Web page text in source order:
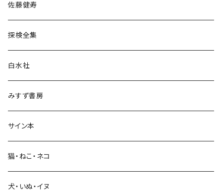
民族・風習
言語・ことば
生活・暮らし
佐藤健寿
探検全集
白水社
みすず書房
サイン本
猫・ねこ・ネコ
犬・いぬ・イヌ